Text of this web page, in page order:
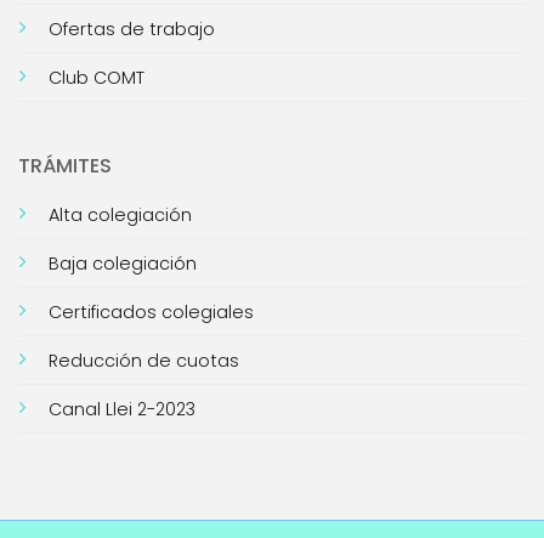
Ofertas de trabajo
Club COMT
TRÁMITES
Alta colegiación
Baja colegiación
Certificados colegiales
Reducción de cuotas
Canal Llei 2-2023